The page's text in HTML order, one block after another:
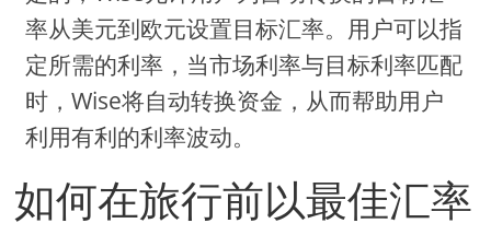
率从美元到欧元设置目标汇率。用户可以指
定所需的利率，当市场利率与目标利率匹配
时，Wise将自动转换资金，从而帮助用户
利用有利的利率波动。
如何在旅行前以最佳汇率